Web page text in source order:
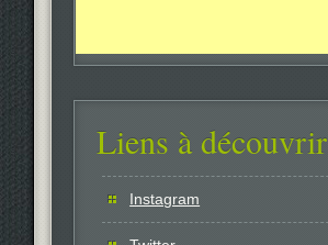
Liens à découvrir
Instagram